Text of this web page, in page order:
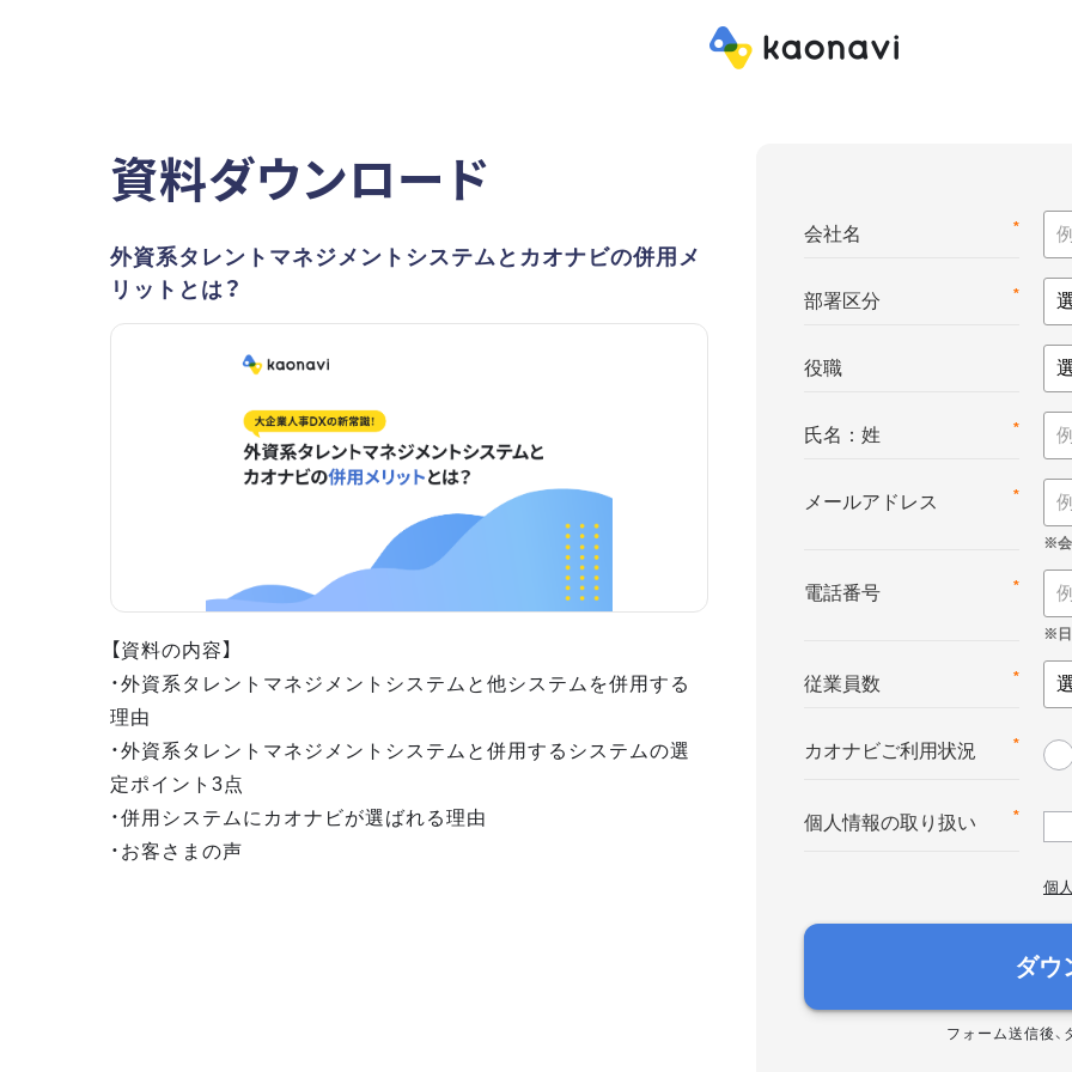
資料ダウンロード
外資系タレントマネジメントシステムとカオナビの併用メ
リットとは？
【資料の内容】
・外資系タレントマネジメントシステムと他システムを併用する
理由
・外資系タレントマネジメントシステムと併用するシステムの選
定ポイント3点
・併用システムにカオナビが選ばれる理由
・お客さまの声
*
会社名
*
部署区分
役職
*
氏名：姓
*
メールアドレス
*
電話番号
*
従業員数
*
カオナビご利用状況
*
個人情報の取り扱い
個
ダウ
フォーム送信後